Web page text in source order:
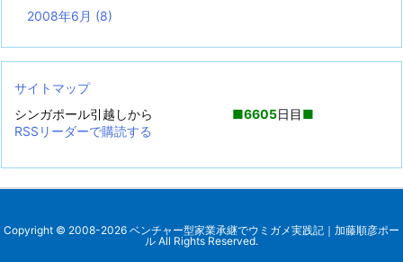
2008年6月 (8)
サイトマップ
シンガポール引越しから ■6605日目■
RSSリーダーで購読する
Copyright © 2008-2026 ベンチャー型家業承継でウミガメ実践記｜加藤順彦ポー
ル All Rights Reserved.